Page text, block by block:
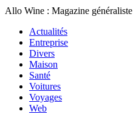
Allo Wine : Magazine généraliste
Actualités
Entreprise
Divers
Maison
Santé
Voitures
Voyages
Web